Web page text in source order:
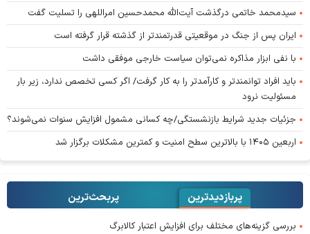
سیدمحمد خاتمی درگذشت آیت‌الله محمدحسین امراللهی را تسلیت گفت
ایران پس از جنگ در موقعیتی قدرتمندتر از گذشته قرار گرفته است
با نفی ابزار مذاکره نمی‌توان سیاست خارجی موفقی داشت
باید افراد توانمندتر و کارآمدتر را به کار گرفت/ اگر کسی تخصص ندارد، زیر بار
مسئولیت نرود
جزئیات جدید شرایط بازنشستگی/چه کسانی مشمول افزایش سنوات نمی‌شوند؟
اربعین ۱۴۰۵ با بالاترین سطح امنیت و کمترین مشکلات برگزار شد
پربازدیدترین پربحث‌ترین‌
بررسی گزینه‌های مختلف برای افزایش اعتبار کالابرگ